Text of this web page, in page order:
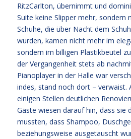
RitzCarlton, übernimmt und
Suite keine Slipper mehr, sondern
Schuhe, die über Nacht dem
wurden, kamen nicht mehr im
sondern im billigen Plastikbeutel
der Vergangenheit stets ab
Pianoplayer in der Halle war
indes, stand noch dort – verwaist.
einigen Stellen deutlichen
Gäste wiesen darauf hin, dass sie
mussten, dass Shampoo,
beziehungsweise ausgetauscht